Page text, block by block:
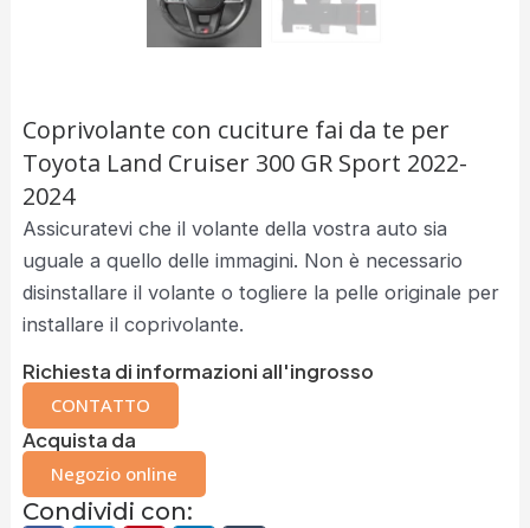
Coprivolante con cuciture fai da te per
Toyota Land Cruiser 300 GR Sport 2022-
2024
Assicuratevi che il volante della vostra auto sia
uguale a quello delle immagini. Non è necessario
disinstallare il volante o togliere la pelle originale per
installare il coprivolante.
Richiesta di informazioni all'ingrosso
CONTATTO
Acquista da
Negozio online
Condividi con: